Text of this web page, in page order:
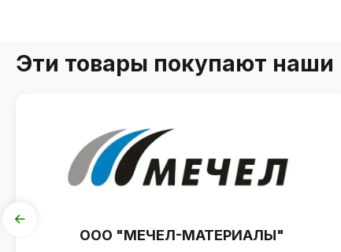
Эти товары покупают наши
ООО "МЕЧЕЛ-МАТЕРИАЛЫ"